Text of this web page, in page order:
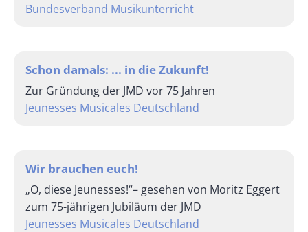
Bundesverband Musikunterricht
Schon damals: ... in die Zukunft!
Zur Gründung der JMD vor 75 Jahren
Jeunesses Musicales Deutschland
Wir brauchen euch!
„O, diese Jeunesses!“– gesehen von Moritz Eggert
zum 75-jährigen Jubiläum der JMD
Jeunesses Musicales Deutschland